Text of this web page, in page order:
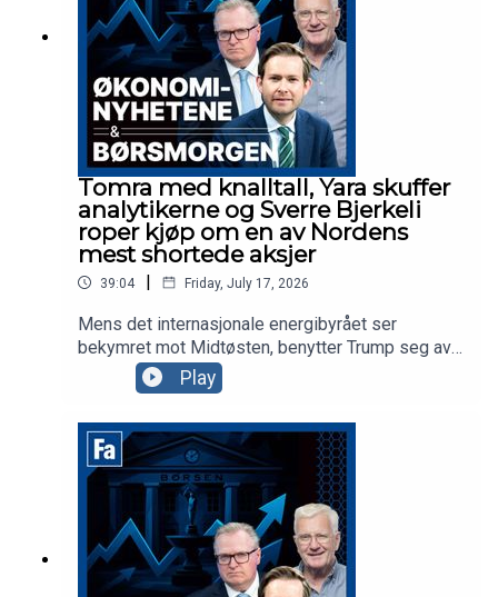
Tomra med knalltall, Yara skuffer
analytikerne og Sverre Bjerkeli
roper kjøp om en av Nordens
mest shortede aksjer
39:04 | Friday, July 17, 2026
Mens det internasjonale energibyrået ser
bekymret mot Midtøsten, benytter Trump seg av
den beste sendetid til å anklage Kina for
valgresultatet i 2020. Ellers har vi
for å snakke om ferske tall, mens vi snakker om
markedet og porteføljen til Sverre Bjerkeli i Hvaler
Invest.
Play